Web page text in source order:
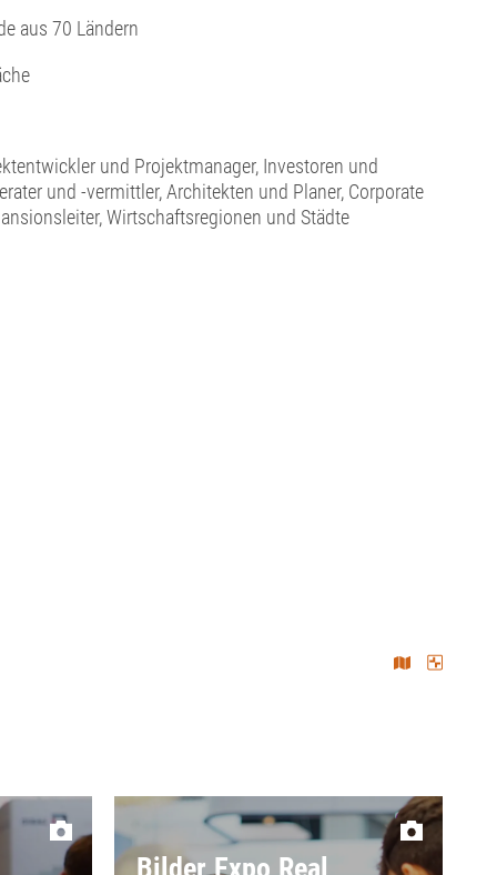
aus 70 Ländern
und Projektmanager, Investoren und
und -vermittler, Architekten und Planer, Corporate
Wirtschaftsregionen und Städte
Bilder Expo Real